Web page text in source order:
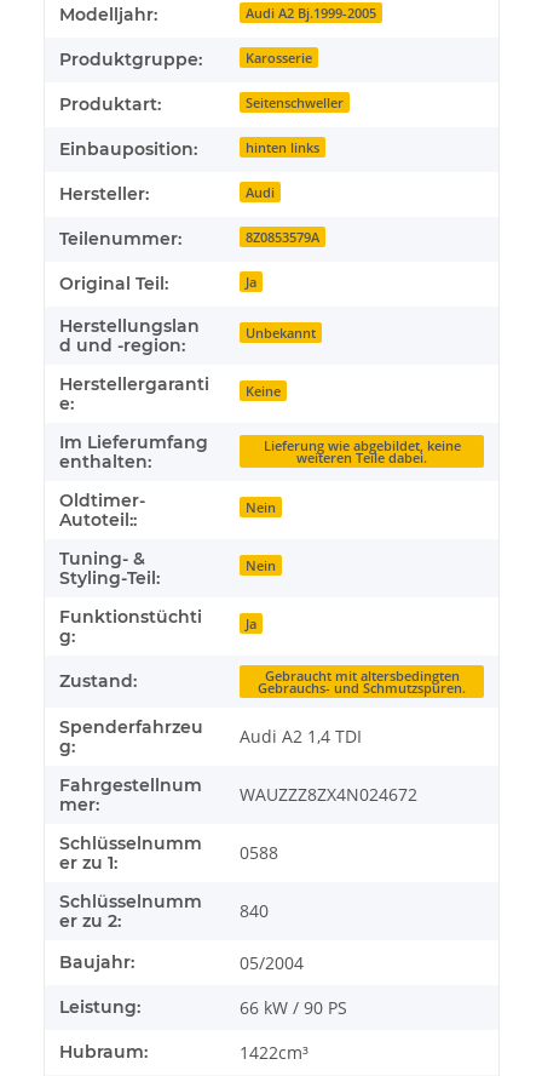
Produkteigenschaft
Wert
Modelljahr: Audi A2 Bj.1999-2005
Produktgruppe: Karosserie
Produktart: Seitenschweller
Einbauposition: hinten links
Hersteller: Audi
Teilenummer: 8Z0853579A
Original Teil: Ja
Herstellungslan
d und -region:
Unbekannt
Herstellergaranti
e:
Keine
Im Lieferumfang
enthalten:
Lieferung wie abgebildet, keine
weiteren Teile dabei.
Oldtimer-
Autoteil::
Nein
Tuning- &
Styling-Teil:
Nein
Funktionstüchti
g:
Ja
Zustand: Gebraucht mit altersbedingten
Gebrauchs- und Schmutzspuren.
Spenderfahrzeu
g:
Audi A2 1,4 TDI
Fahrgestellnum
mer:
WAUZZZ8ZX4N024672
Schlüsselnumm
er zu 1:
0588
Schlüsselnumm
er zu 2:
840
Baujahr: 05/2004
Leistung: 66 kW / 90 PS
Hubraum: 1422cm³